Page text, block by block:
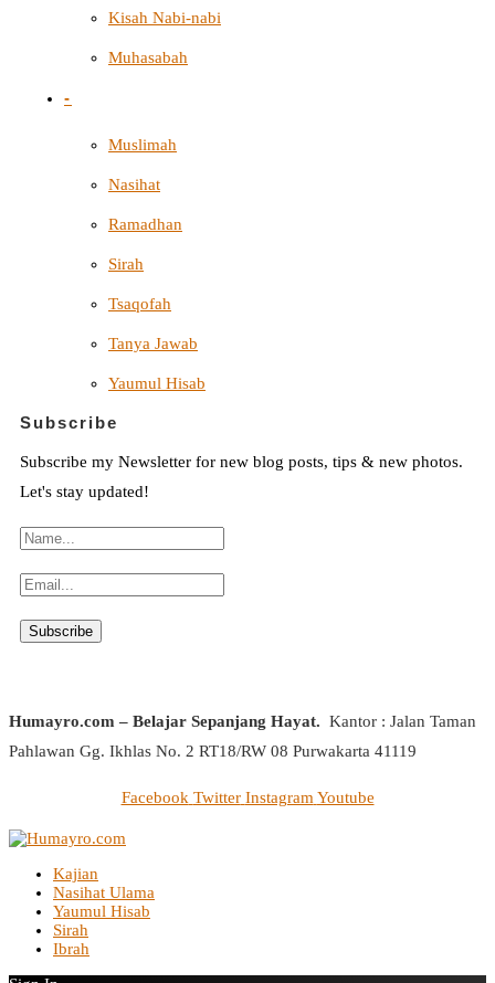
Kisah Nabi-nabi
Muhasabah
-
Muslimah
Nasihat
Ramadhan
Sirah
Tsaqofah
Tanya Jawab
Yaumul Hisab
Subscribe
Subscribe my Newsletter for new blog posts, tips & new photos.
Let's stay updated!
Humayro.com – Belajar Sepanjang Hayat. Kantor : Jalan Taman
Pahlawan Gg. Ikhlas No. 2 RT18/RW 08 Purwakarta 41119
Facebook Twitter Instagram Youtube
Kajian
Nasihat Ulama
Yaumul Hisab
Sirah
Ibrah